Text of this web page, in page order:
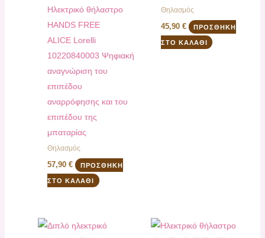
Ηλεκτρικό θήλαστρο
HANDS FREE
ALICE Lorelli
10220840003 Ψηφιακή
αναγνώριση του
επιπέδου
αναρρόφησης και του
επιπέδου της
μπαταρίας
Θηλασμός
57,90€ ΠΡΟΣΘΉΚΗ
ΣΤΟ ΚΑΛΆΘΙ
Θηλασμός
45,90 € ΠΡΟΣΘΉΚΗ
ΣΤΟ ΚΑΛΆΘΙ